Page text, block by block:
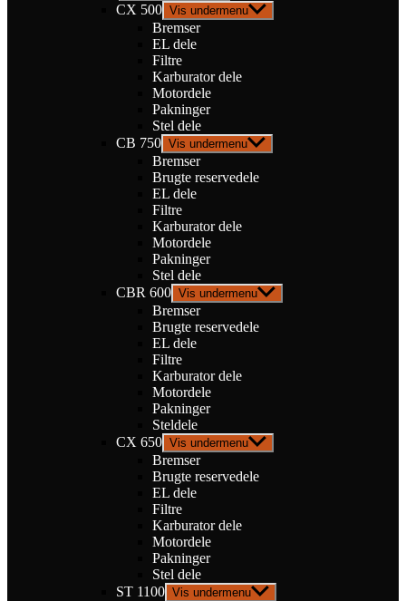
CX 500 Vis undermenu
Bremser
EL dele
Filtre
Karburator dele
Motordele
Pakninger
Stel dele
CB 750 Vis undermenu
Bremser
Brugte reservedele
EL dele
Filtre
Karburator dele
Motordele
Pakninger
Stel dele
CBR 600 Vis undermenu
Bremser
Brugte reservedele
EL dele
Filtre
Karburator dele
Motordele
Pakninger
Steldele
CX 650 Vis undermenu
Bremser
Brugte reservedele
EL dele
Filtre
Karburator dele
Motordele
Pakninger
Stel dele
ST 1100 Vis undermenu